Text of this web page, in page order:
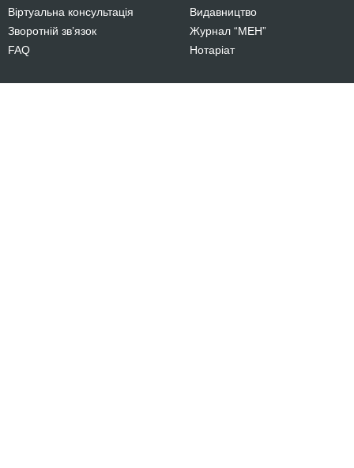
Віртуальна консультація
Зворотній зв’язок
FAQ
Видавництво
Журнал “МЕН”
Нотаріат